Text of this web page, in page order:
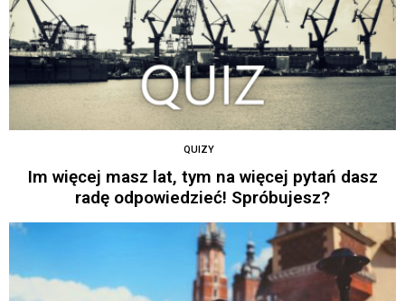
QUIZY
Im więcej masz lat, tym na więcej pytań dasz
radę odpowiedzieć! Spróbujesz?